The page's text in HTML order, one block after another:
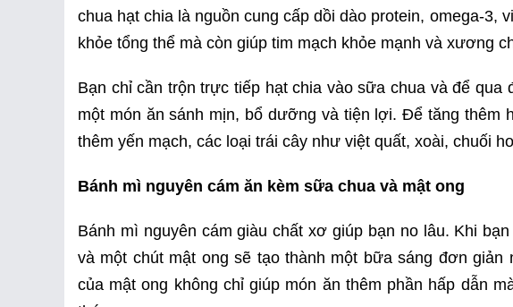
chua hạt chia là nguồn cung cấp dồi dào protein, omega-3,
khỏe tổng thể mà còn giúp tim mạch khỏe mạnh và xương
Bạn chỉ cần trộn trực tiếp hạt chia vào sữa chua và để qua
một món ăn sánh mịn, bổ dưỡng và tiện lợi. Để tăng
thêm yến mạch, các loại trái cây như việt quất, xoài, chuối
Bánh mì nguyên cám ăn kèm sữa chua và mật ong
Bánh mì nguyên cám giàu chất xơ giúp bạn no lâu. Khi
và một chút mật ong sẽ tạo thành một bữa sáng đơn
của mật ong không chỉ giúp món ăn thêm phần hấp dẫn